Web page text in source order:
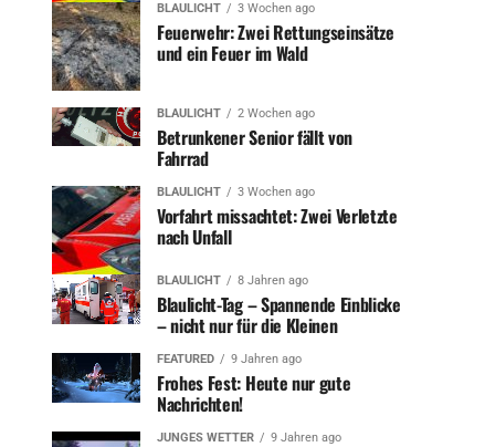
BLAULICHT 3 Wochen ago
Feuerwehr: Zwei Rettungseinsätze
und ein Feuer im Wald
BLAULICHT 2 Wochen ago
Betrunkener Senior fällt von
Fahrrad
BLAULICHT 3 Wochen ago
Vorfahrt missachtet: Zwei Verletzte
nach Unfall
BLAULICHT 8 Jahren ago
Blaulicht-Tag – Spannende Einblicke
– nicht nur für die Kleinen
FEATURED 9 Jahren ago
Frohes Fest: Heute nur gute
Nachrichten!
JUNGES WETTER 9 Jahren ago